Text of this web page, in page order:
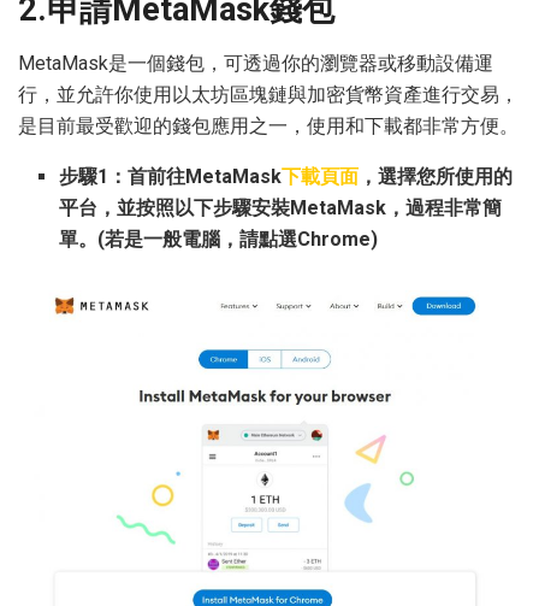
2.申請MetaMask錢包
MetaMask是一個錢包，可透過你的瀏覽器或移動設備運
行，並允許你使用以太坊區塊鏈與加密貨幣資產進行交易，
是目前最受歡迎的錢包應用之一，使用和下載都非常方便。
步驟1：首前往MetaMask下載頁面 ，選擇您所使用的
平台，並按照以下步驟安裝MetaMask，過程非常簡
單。(若是一般電腦，請點選Chrome)